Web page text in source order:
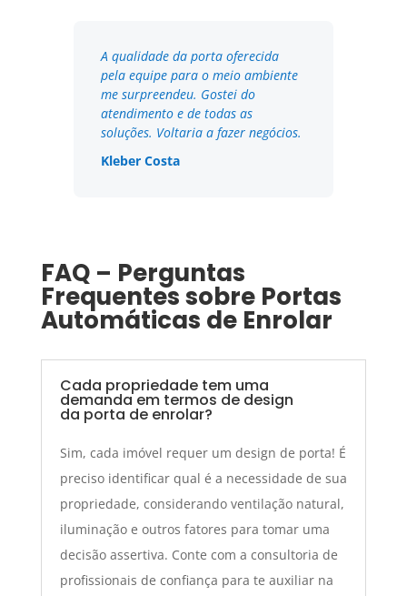
A qualidade da porta oferecida
pela equipe para o meio ambiente
me surpreendeu. Gostei do
atendimento e de todas as
soluções. Voltaria a fazer negócios.
Kleber Costa
FAQ – Perguntas
Frequentes sobre Portas
Automáticas de Enrolar
Cada propriedade tem uma
demanda em termos de design
da porta de enrolar?
Sim, cada imóvel requer um design de porta! É
preciso identificar qual é a necessidade de sua
propriedade, considerando ventilação natural,
iluminação e outros fatores para tomar uma
decisão assertiva. Conte com a consultoria de
profissionais de confiança para te auxiliar na